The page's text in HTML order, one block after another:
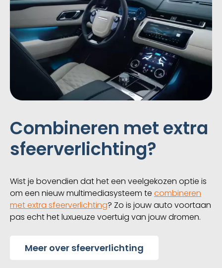
Combineren met extra
sfeerverlichting?
Wist je bovendien dat het een veelgekozen optie is
om een nieuw multimediasysteem te combineren
met extra sfeerverlichting? Zo is jouw auto voortaan
pas echt het luxueuze voertuig van jouw dromen.
Meer over sfeerverlichting